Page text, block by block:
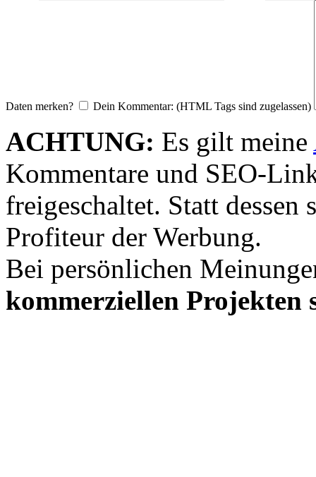
Daten merken? Dein Kommentar: (HTML Tags sind zugelassen)
ACHTUNG: Es gilt meine
Kommentare und SEO-
freigeschaltet. Statt dessen
Profiteur der Werbung.
Bei persönlichen
kommerziellen Projekten